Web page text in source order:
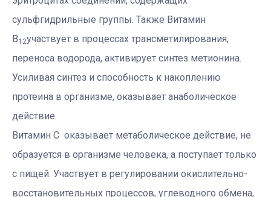
сульфгидрильные группы. Также Витамин
B12участвует в процессах трансметилирования,
переноса водорода, активирует синтез метионина.
Усиливая синтез и способность к накоплению
протеина в организме, оказывает анаболическое
действие.
Витамин С оказывает метаболическое действие, не
образуется в организме человека, а поступает только
с пищей. Участвует в регулировании окислительно-
восстановительных процессов, углеводного обмена,